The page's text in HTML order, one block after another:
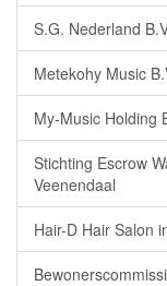
S.G. Nederland
Metekohy Music
My-Music Holding
Stichting Escrow
Veenendaal
Hair-D Hair Salon